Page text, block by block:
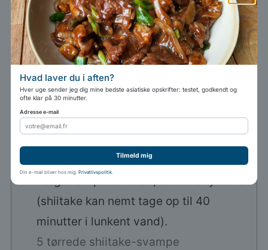
Sauce
15 g mørk sojasauce
2 spiseskefulde sød bønnesauce
3 spiseskefulde
sojapasta (dajiang)
250 ml vand
Sådan gør du
(shiitake kan nemt tage op til 40
minutter i lunkent vand).
5 tørrede shiitake-svampe
Hvad laver du i aften?
Hver uge sender jeg dig mine bedste asiatiske opskrifter: testet, godkendt og
ofte klar på 30 minutter.
Adresse e-mail
Tilmeld mig
Din e-mail bliver hos mig. Privatlivspolitik.